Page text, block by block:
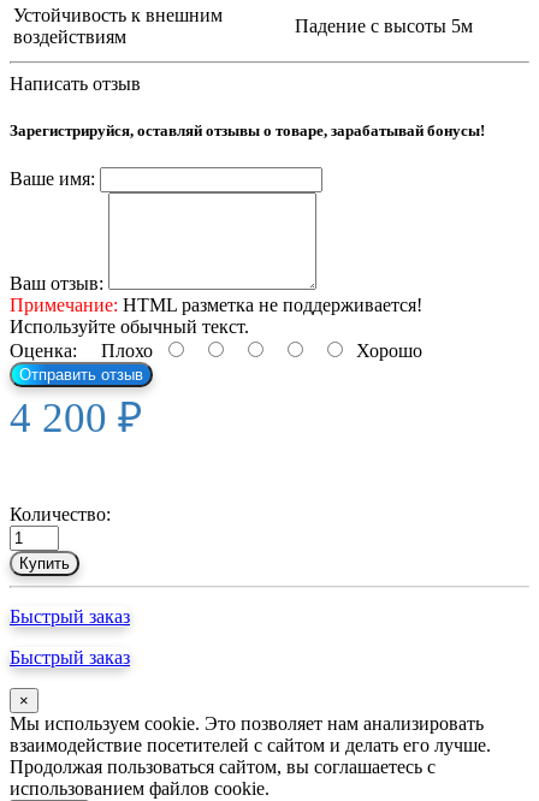
Устойчивость к внешним
воздействиям
Падение с высоты 5м
Написать отзыв
Зарегистрируйся, оставляй отзывы о товаре, зарабатывай бонусы!
Ваше имя:
Ваш отзыв:
Примечание: HTML разметка не поддерживается!
Используйте обычный текст.
Оценка: Плохо Хорошо
Отправить отзыв
4 200 ₽
Количество:
Купить
Быстрый заказ
Быстрый заказ
×
Мы используем cookie. Это позволяет нам анализировать
взаимодействие посетителей с сайтом и делать его лучше.
Продолжая пользоваться сайтом, вы соглашаетесь с
использованием файлов cookie.